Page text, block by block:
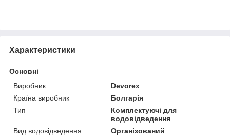
Характеристики
Основні
Виробник
Devorex
Країна виробник
Болгарія
Тип
Комплектуючі для
водовідведення
Вид водовідведення
Організований